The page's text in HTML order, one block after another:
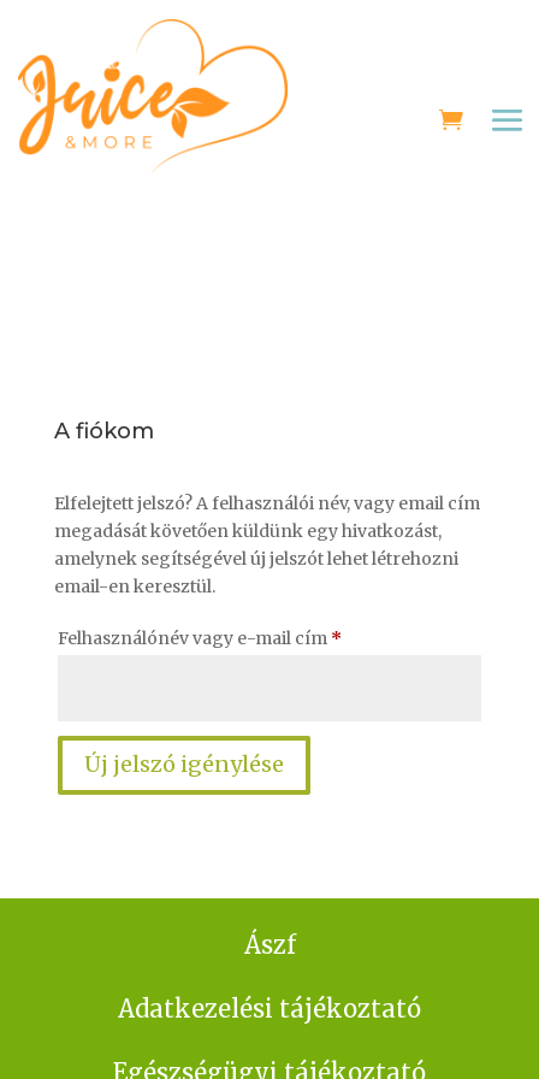
A fiókom
Elfelejtett jelszó? A felhasználói név, vagy email cím
megadását követően küldünk egy hivatkozást,
amelynek segítségével új jelszót lehet létrehozni
email-en keresztül.
Felhasználónév vagy e-mail cím *
Új jelszó igénylése
Ászf
Adatkezelési tájékoztató
Egészségügyi tájékoztató